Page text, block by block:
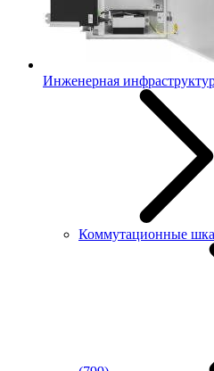
Инженерная
Коммутационные